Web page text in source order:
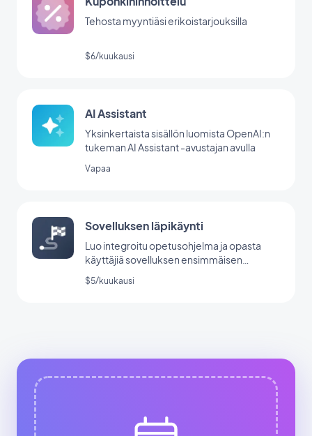
Tehosta myyntiäsi erikoistarjouksilla
$6/kuukausi
AI Assistant
Yksinkertaista sisällön luomista OpenAI:n
tukeman AI Assistant -avustajan avulla
Vapaa
Sovelluksen läpikäynti
Luo integroitu opetusohjelma ja opasta
käyttäjiä sovelluksen ensimmäisen
käynnistyksen aikana.
$5/kuukausi